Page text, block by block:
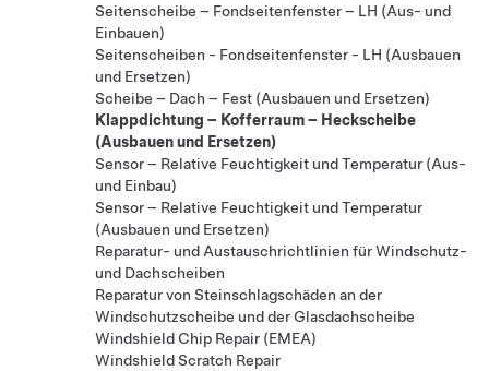
Seitenscheibe – Fondseitenfenster – LH (Aus- und
Einbauen)
Seitenscheiben - Fondseitenfenster - LH (Ausbauen
und Ersetzen)
Scheibe – Dach – Fest (Ausbauen und Ersetzen)
Klappdichtung – Kofferraum – Heckscheibe
(Ausbauen und Ersetzen)
Sensor – Relative Feuchtigkeit und Temperatur (Aus-
und Einbau)
Sensor – Relative Feuchtigkeit und Temperatur
(Ausbauen und Ersetzen)
Reparatur- und Austauschrichtlinien für Windschutz-
und Dachscheiben
Reparatur von Steinschlagschäden an der
Windschutzscheibe und der Glasdachscheibe
Windshield Chip Repair (EMEA)
Windshield Scratch Repair